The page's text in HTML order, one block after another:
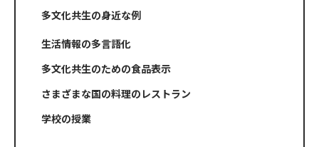
多文化共生の身近な例
生活情報の多言語化
多文化共生のための食品表示
さまざまな国の料理のレストラン
学校の授業